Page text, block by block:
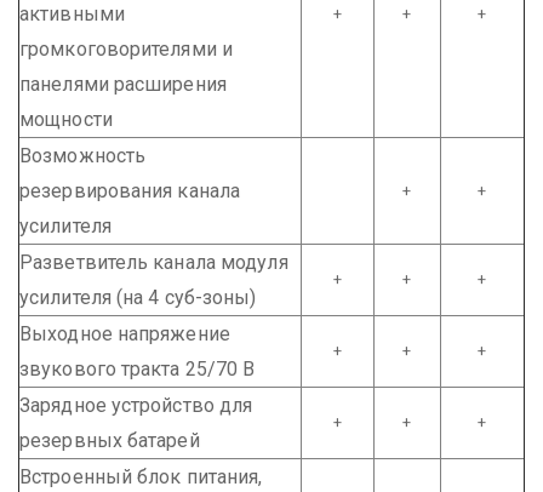
активными
громкоговорителями и
панелями расширения
мощности
+ + +
Возможность
резервирования канала
усилителя
+ +
Разветвитель канала модуля
усилителя (на 4 суб-зоны)
+ + +
Выходное напряжение
звукового тракта 25/70 В
+ + +
Зарядное устройство для
резервных батарей
+ + +
Встроенный блок питания,